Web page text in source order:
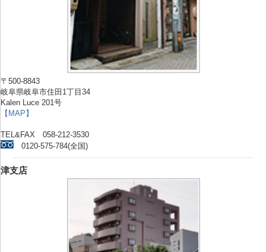
〒500-8843
岐阜県岐阜市住田1丁目34
Kalen Luce 201号
【MAP】
TEL&FAX 058-212-3530
0120-575-784(全国)
津支店